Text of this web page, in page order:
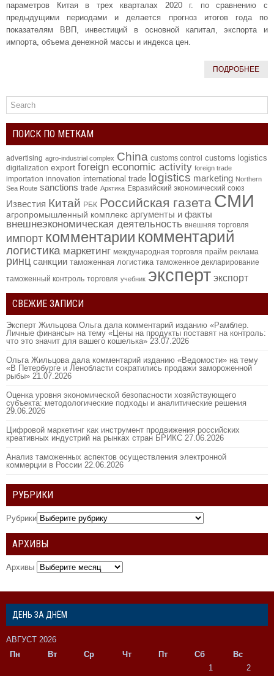
параметров Китая в трех кварталах 2020 г. по сравнению с
предыдущими периодами и делается прогноз итогов года по
показателям ВВП, инвестиций в основной капитал, экспорта и
импорта, объема денежной массы и индекса цен.
ПОДРОБНЕЕ
ПОИСК ПО МЕТКАМ
advertising agro-industrial complex China customs control customs logistics
digitalization export foreign economic activity foreign trade
importation innovation international trade logistics marketing Northern
Sea Route sanctions trade Арктика Евразийский экономический союз
Известия Китай РБК Российская газета СМИ
агропромышленный комплекс аргументы и факты
внешнеэкономическая деятельность внешняя торговля
импорт комментарии комментарий
логистика маркетинг международная торговля прайм реклама
ринц санкции таможенная логистика таможенное декларирование
таможенный контроль торговля учебник эксперт экспорт
СВЕЖИЕ ЗАПИСИ
Эксперт Жильцова Ольга дала комментарий изданию «Рамблер.
Личные финансы» на тему «Цены на продукты поставят на контроль:
что это значит для вашего кошелька» 23.07.2026
Ольга Жильцова дала комментарий изданию «Ведомости» на тему
«В Петербурге и Ленобласти сократились продажи замороженной
рыбы» 21.07.2026
Оценка уровня экономической безопасности хозяйствующего
субъекта: методологические подходы и аналитические решения
29.06.2026
Цифровой маркетинг как инструмент продвижения российских
креативных индустрий на рынках стран БРИКС 27.06.2026
Анализ таможенных аспектов осуществления электронной
коммерции в России 22.06.2026
РУБРИКИ
Рубрики
АРХИВЫ
Архивы
ДЕНЬ ЗА ДНЁМ
АВГУСТ 2026
Пн
Вт Ср Чт Пт Сб
Вс
1
2